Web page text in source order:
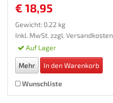
€ 18,95
Gewicht: 0.22 kg
Inkl. MwSt. zzgl. Versandkosten
Auf Lager
Mehr In den Warenkorb
Wunschliste